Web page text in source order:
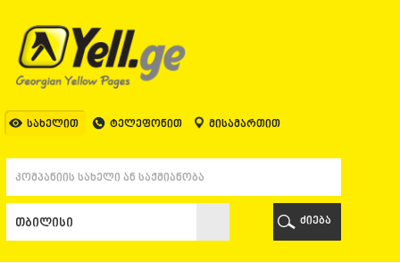
სახელით ტელეფონით მისამართით
ᲗᲑᲘᲚᲘᲡᲘ
ᲗᲑᲘᲚᲘᲡᲘ
ᲐᲤᲮᲐᲖᲔᲗᲘ
ᲒᲐᲚᲘ
ᲑᲐᲗᲣᲛᲘ
ᲥᲝᲑᲣᲚᲔᲗᲘ
ᲨᲣᲐᲮᲔᲕᲘ
ᲩᲐᲥᲕᲘ
ძიება